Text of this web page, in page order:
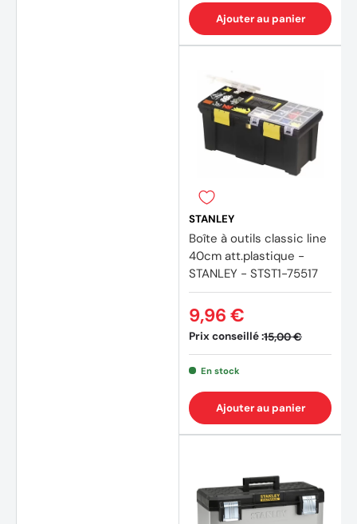
Ajouter au panier
STANLEY
Boîte à outils classic line
40cm att.plastique -
STANLEY - STST1-75517
Prix conseillé :15,00 €
9,96 €
En stock
Ajouter au panier